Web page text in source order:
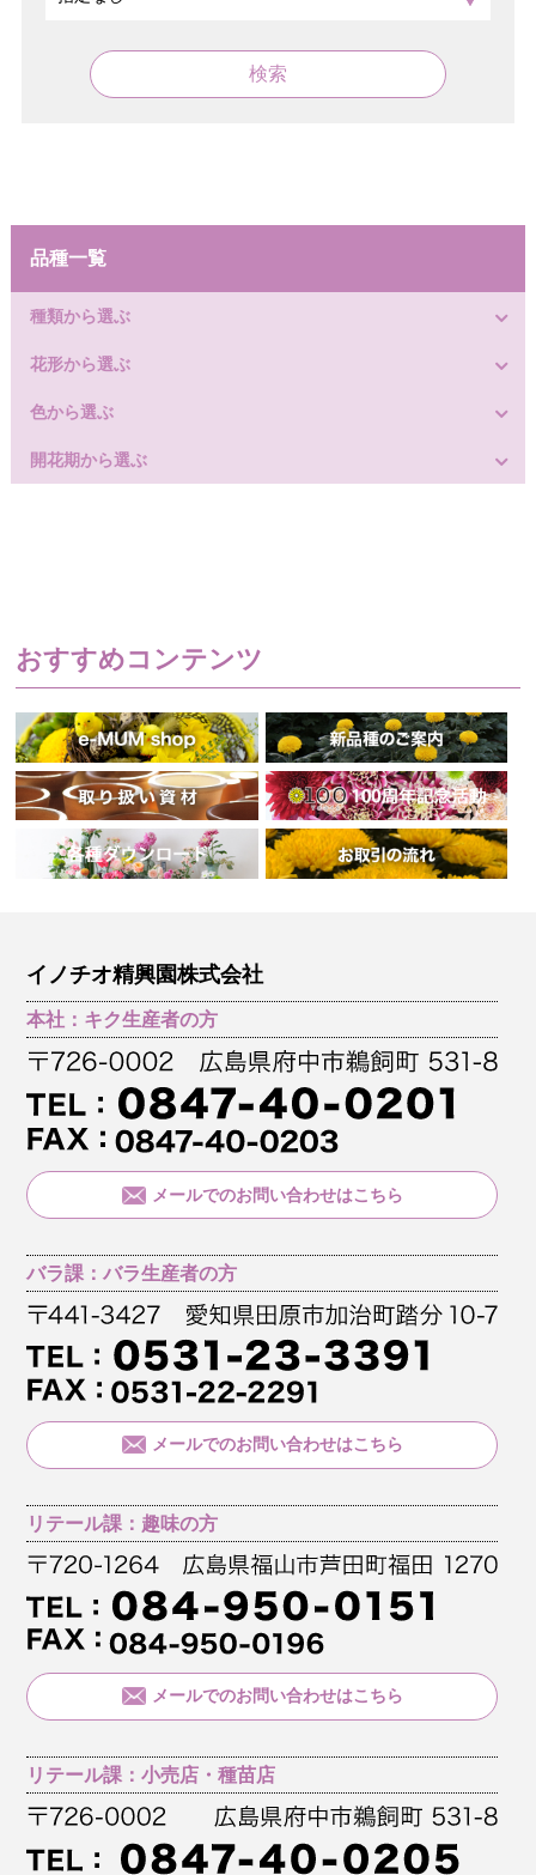
検索
品種一覧
種類から選ぶ
花形から選ぶ
色から選ぶ
開花期から選ぶ
おすすめコンテンツ
イノチオ精興園株式会社
本社：キク生産者の方
メールでのお問い合わせはこちら
バラ課：バラ生産者の方
メールでのお問い合わせはこちら
リテール課：趣味の方
メールでのお問い合わせはこちら
リテール課：小売店・種苗店